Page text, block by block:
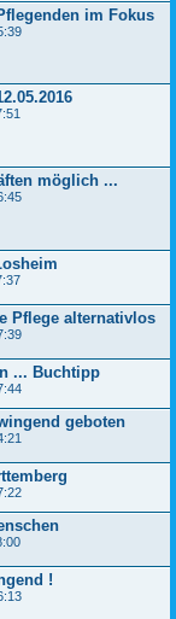
im Fokus
möglich ...
Pflege alternativlos
... Buchtipp
geboten
!